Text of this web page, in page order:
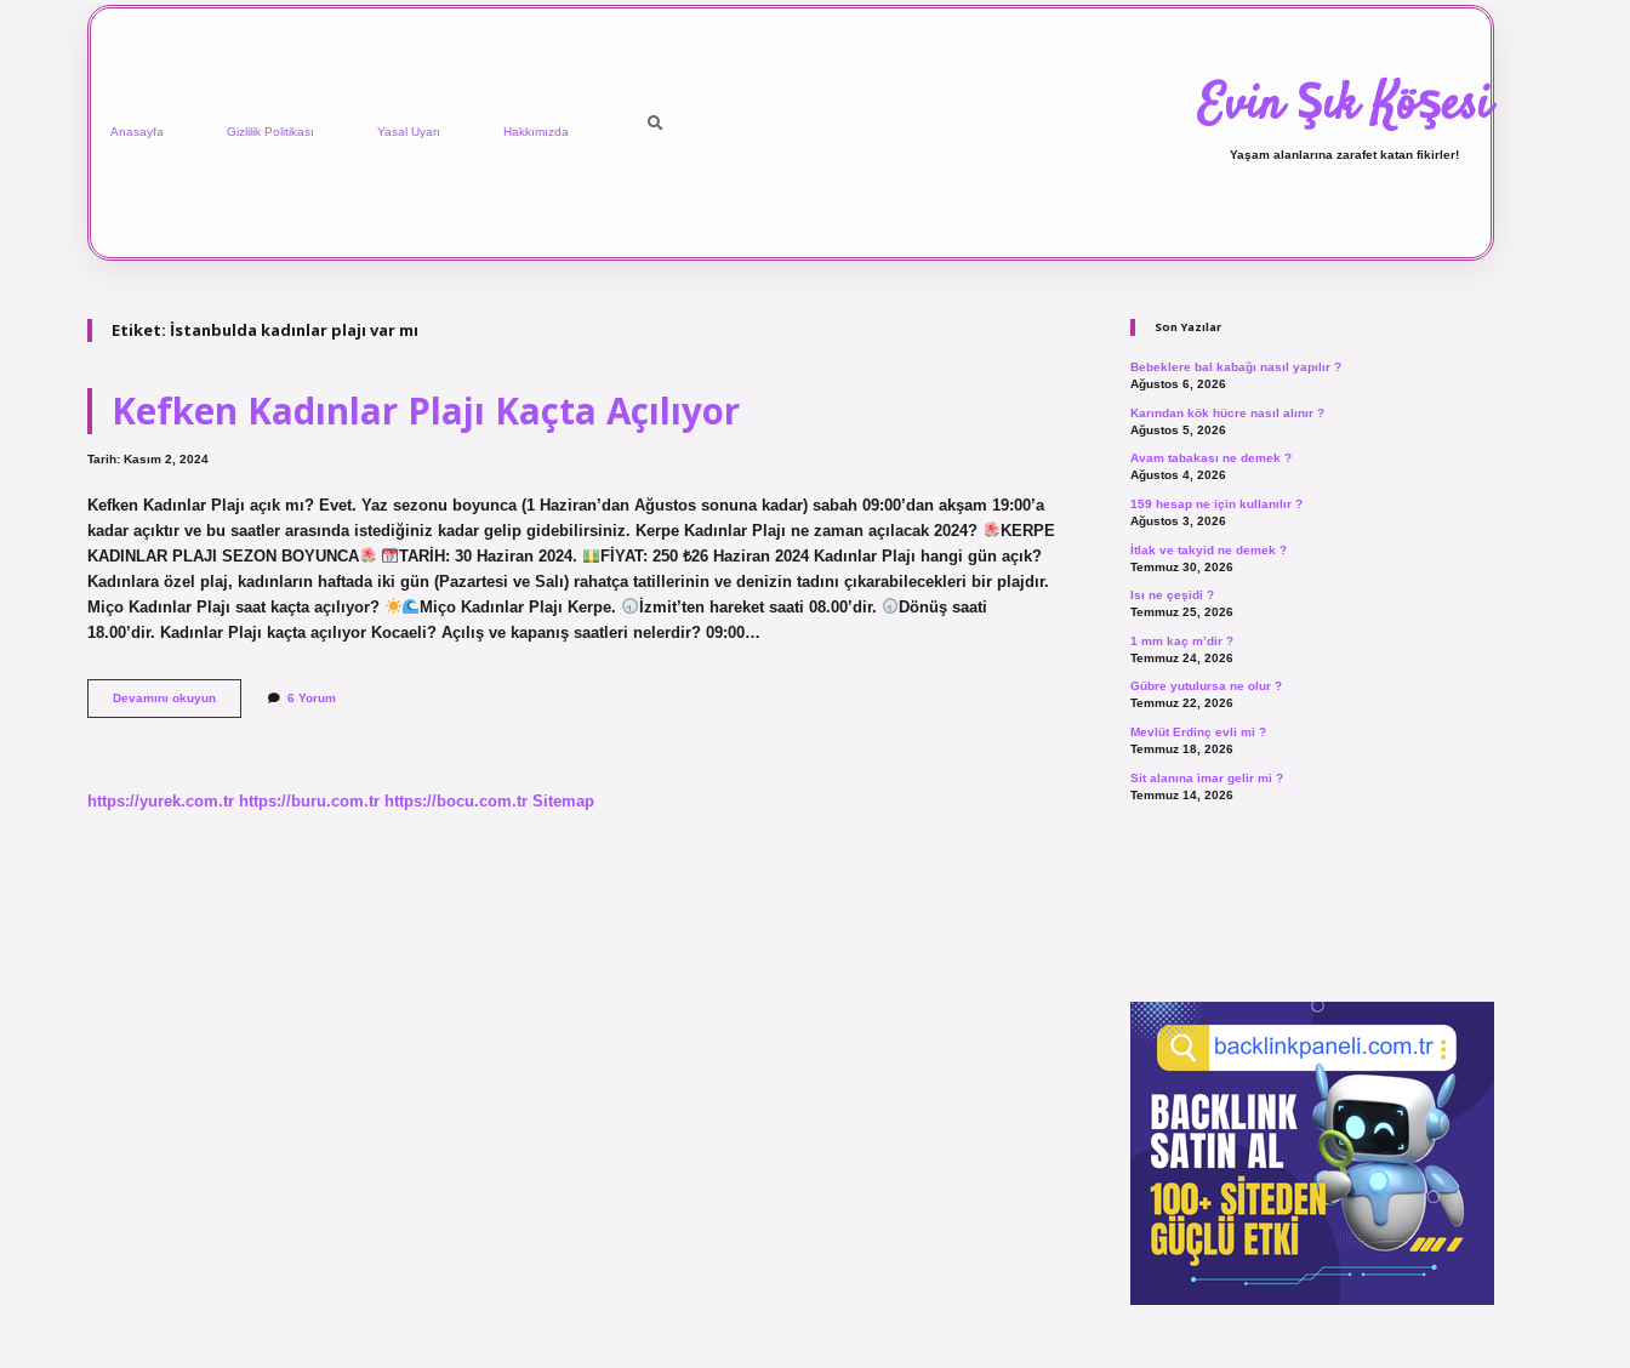
Anasayfa Gizlilik Politikası Yasal Uyarı Hakkımızda Evin Şık Köşesi
Yaşam alanlarına zarafet katan fikirler!
Etiket: İstanbulda kadınlar plajı var mı
Kefken Kadınlar Plajı Kaçta Açılıyor
Tarih: Kasım 2, 2024
Kefken Kadınlar Plajı açık mı? Evet. Yaz sezonu boyunca (1 Haziran’dan Ağustos sonuna kadar) sabah 09:00’dan akşam 19:00’a
kadar açıktır ve bu saatler arasında istediğiniz kadar gelip gidebilirsiniz. Kerpe Kadınlar Plajı ne zaman açılacak 2024?
KERPE
KADINLAR PLAJI SEZON BOYUNCA
TARİH: 30 Haziran 2024.
FİYAT: 250 ₺26 Haziran 2024 Kadınlar Plajı hangi gün açık?
Kadınlara özel plaj, kadınların haftada iki gün (Pazartesi ve Salı) rahatça tatillerinin ve denizin tadını çıkarabilecekleri bir plajdır.
Miço Kadınlar Plajı saat kaçta açılıyor?
Miço Kadınlar Plajı Kerpe. İzmit’ten hareket saati 08.00’dir.
Dönüş saati
18.00’dir. Kadınlar Plajı kaçta açılıyor Kocaeli? Açılış ve kapanış saatleri nelerdir? 09:00…
Devamını okuyunKefken
Kadınlar
6 Yorum
https://yurek.com.tr https://buru.com.tr https://bocu.com.tr Sitemap
Son Yazılar
Bebeklere bal kabağı nasıl yapılır ?
Ağustos 6, 2026
Karından kök hücre nasıl alınır ?
Ağustos 5, 2026
Avam tabakası ne demek ?
Ağustos 4, 2026
159 hesap ne için kullanılır ?
Ağustos 3, 2026
İtlak ve takyid ne demek ?
Temmuz 30, 2026
Isı ne çeşidi ?
Temmuz 25, 2026
1 mm kaç m’dir ?
Temmuz 24, 2026
Gübre yutulursa ne olur ?
Temmuz 22, 2026
Mevlüt Erdinç evli mi ?
Temmuz 18, 2026
Sit alanına imar gelir mi ?
Temmuz 14, 2026